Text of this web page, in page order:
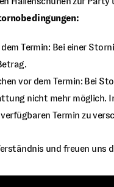
dem Termin: Bei einer
vor dem Termin: Bei
nicht mehr möglich.
Termin zu
und freuen uns